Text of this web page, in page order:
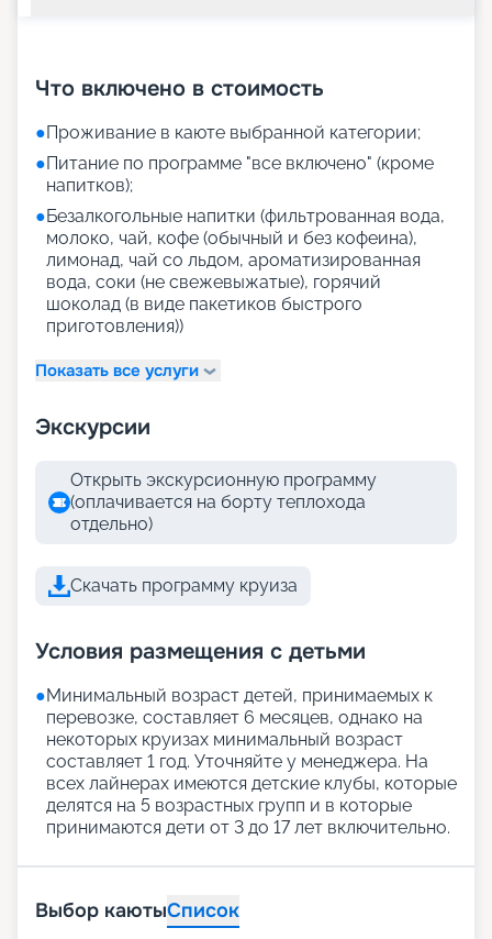
Что включено в стоимость
●Проживание в каюте выбранной категории;
●Питание по программе "все включено" (кроме
напитков);
●Безалкогольные напитки (фильтрованная вода,
молоко, чай, кофе (обычный и без кофеина),
лимонад, чай со льдом, ароматизированная
вода, соки (не свежевыжатые), горячий
шоколад (в виде пакетиков быстрого
приготовления))
Показать все услуги
Экскурсии
Открыть экскурсионную программу
(оплачивается на борту теплохода
отдельно)
Скачать программу круиза
Условия размещения с детьми
●Минимальный возраст детей, принимаемых к
перевозке, составляет 6 месяцев, однако на
некоторых круизах минимальный возраст
составляет 1 год. Уточняйте у менеджера. На
всех лайнерах имеются детские клубы, которые
делятся на 5 возрастных групп и в которые
принимаются дети от 3 до 17 лет включительно.
Выбор каютыСписок